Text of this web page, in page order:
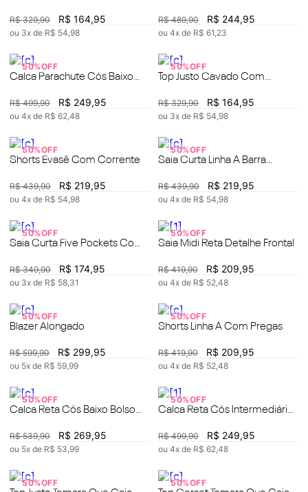
R$ 329,90 R$ 164,95
ou 3x de R$ 54 98
R$ 489,90 R$ 244,95
ou 4x de R$ 61 23
50%OFF
Calca Parachute Cós Baixo
R$ 499,90 R$ 249,95
ou 4x de R$ 62 48
50%OFF
Top Justo Cavado Com
R$ 329,90 R$ 164,95
ou 3x de R$ 54 98
50%OFF
Shorts Evasê Com Corrente
R$ 439,90 R$ 219,95
ou 4x de R$ 54 98
50%OFF
Saia Curta Linha A Barra
R$ 439,90 R$ 219,95
ou 4x de R$ 54 98
50%OFF
Saia Curta Five Pockets Com
R$ 349,90 R$ 174,95
ou 3x de R$ 58 31
50%OFF
Saia Midi Reta Detalhe Frontal
R$ 419,90 R$ 209,95
ou 4x de R$ 52 48
50%OFF
Blazer Alongado
R$ 599,90 R$ 299,95
ou 5x de R$ 59 99
50%OFF
Shorts Linha A Com Pregas
R$ 419,90 R$ 209,95
ou 4x de R$ 52 48
50%OFF
Calca Reta Cós Baixo Bolso
R$ 539,90 R$ 269,95
ou 5x de R$ 53 99
50%OFF
Calca Reta Cós Intermediário
R$ 499,90 R$ 249,95
ou 4x de R$ 62 48
50%OFF 50%OFF